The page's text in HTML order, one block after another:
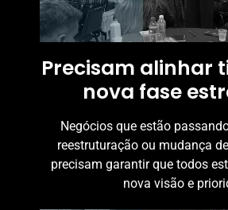
Precisam alinhar
nova fase
Negócios que estão
reestruturação ou mudança
precisam garantir que todos
nova visão e